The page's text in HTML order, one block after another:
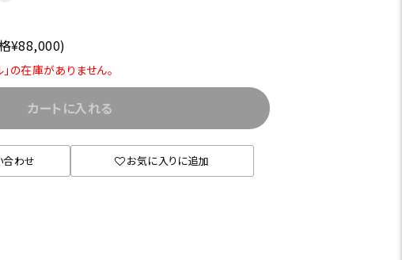
¥88,000)
の在庫がありません。
カートに入れる
合わせ お気に入りに追加